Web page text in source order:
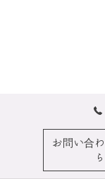
お問い合
ら